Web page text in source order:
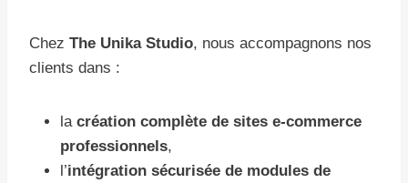
Chez The Unika Studio, nous accompagnons nos
clients dans :
la création complète de sites e-commerce
professionnels,
l’intégration sécurisée de modules de